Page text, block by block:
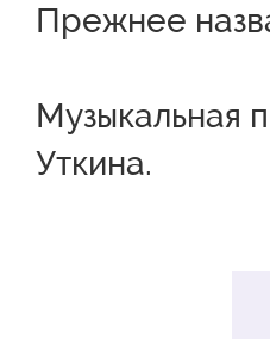
Прежнее
Музыкальная
Уткина.
самых